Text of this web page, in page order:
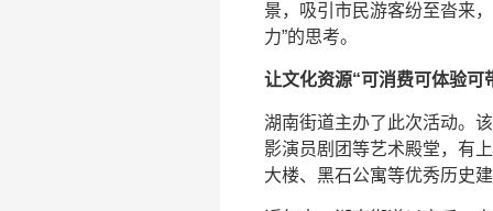
景，吸引市民游客纷至沓来
力”的思考。
让文化资源“可消费可体验可
湖南街道主办了此次活动。
影演员剧团等艺术殿堂，有
大楼、黑石公寓等优秀历史